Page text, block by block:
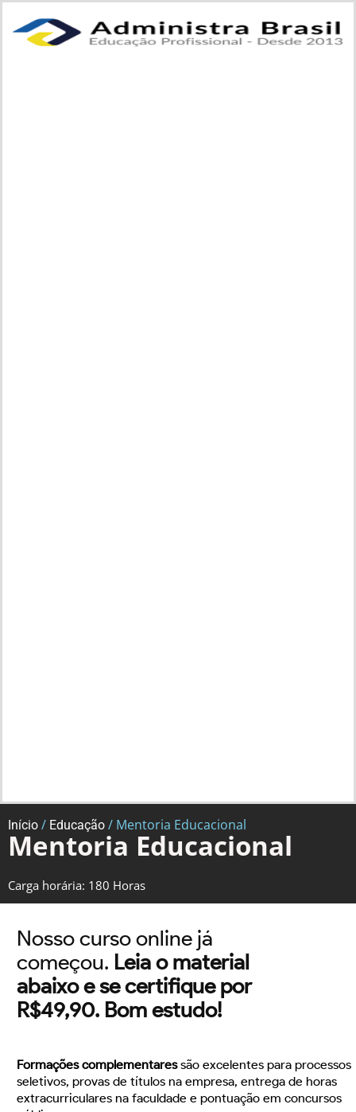
Início / Educação / Mentoria Educacional
Mentoria Educacional
Carga horária: 180 Horas
Nosso curso online já
começou. Leia o material
abaixo e se certifique por
R$49,90. Bom estudo!
Formações complementaressão excelentes para processos
seletivos, provas de títulos na empresa, entrega de horas
extracurriculares na faculdade e pontuação em concursos